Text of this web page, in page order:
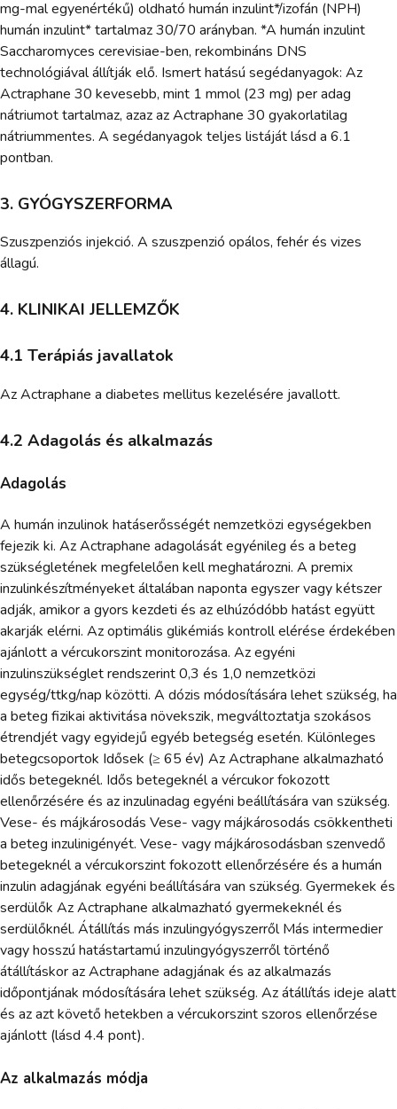
mg-mal egyenértékű) oldható humán inzulint*/izofán (NPH)
humán inzulint* tartalmaz 30/70 arányban. *A humán inzulint
Saccharomyces cerevisiae-ben, rekombináns DNS
technológiával állítják elő. Ismert hatású segédanyagok: Az
Actraphane 30 kevesebb, mint 1 mmol (23 mg) per adag
nátriumot tartalmaz, azaz az Actraphane 30 gyakorlatilag
nátriummentes. A segédanyagok teljes listáját lásd a 6.1
pontban.
3. GYÓGYSZERFORMA
Szuszpenziós injekció. A szuszpenzió opálos, fehér és vizes
állagú.
4. KLINIKAI JELLEMZŐK
4.1 Terápiás javallatok
Az Actraphane a diabetes mellitus kezelésére javallott.
4.2 Adagolás és alkalmazás
Adagolás
A humán inzulinok hatáserősségét nemzetközi egységekben
fejezik ki. Az Actraphane adagolását egyénileg és a beteg
szükségletének megfelelően kell meghatározni. A premix
inzulinkészítményeket általában naponta egyszer vagy kétszer
adják, amikor a gyors kezdeti és az elhúzódóbb hatást együtt
akarják elérni. Az optimális glikémiás kontroll elérése érdekében
ajánlott a vércukorszint monitorozása. Az egyéni
inzulinszükséglet rendszerint 0,3 és 1,0 nemzetközi
egység/ttkg/nap közötti. A dózis módosítására lehet szükség, ha
a beteg fizikai aktivitása növekszik, megváltoztatja szokásos
étrendjét vagy egyidejű egyéb betegség esetén. Különleges
betegcsoportok Idősek (≥ 65 év) Az Actraphane alkalmazható
idős betegeknél. Idős betegeknél a vércukor fokozott
ellenőrzésére és az inzulinadag egyéni beállítására van szükség.
Vese- és májkárosodás Vese- vagy májkárosodás csökkentheti
a beteg inzulinigényét. Vese- vagy májkárosodásban szenvedő
betegeknél a vércukorszint fokozott ellenőrzésére és a humán
inzulin adagjának egyéni beállítására van szükség. Gyermekek és
serdülők Az Actraphane alkalmazható gyermekeknél és
serdülőknél. Átállítás más inzulingyógyszerről Más intermedier
vagy hosszú hatástartamú inzulingyógyszerről történő
átállításkor az Actraphane adagjának és az alkalmazás
időpontjának módosítására lehet szükség. Az átállítás ideje alatt
és az azt követő hetekben a vércukorszint szoros ellenőrzése
ajánlott (lásd 4.4 pont).
Az alkalmazás módja